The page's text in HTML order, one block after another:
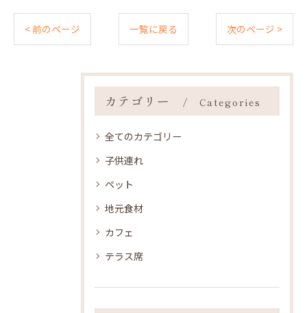
< 前のページ 一覧に戻る 次のページ >
カテゴリー Categories
全てのカテゴリー
子供連れ
ペット
地元食材
カフェ
テラス席